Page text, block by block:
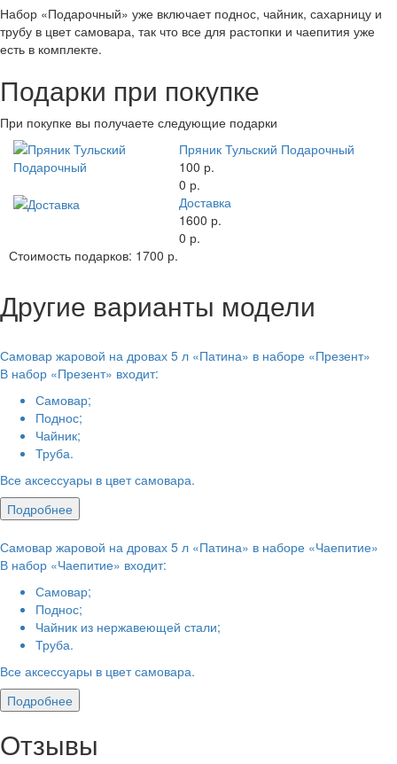
Набор «Подарочный» уже включает поднос, чайник, сахарницу и
трубу в цвет самовара, так что все для растопки и чаепития уже
есть в комплекте.
Подарки при покупке
При покупке вы получаете следующие подарки
Пряник Тульский Подарочный
100 р.
0 р.
Доставка
1600 р.
0 р.
Стоимость подарков: 1700 р.
Другие варианты модели
Самовар жаровой на дровах 5 л «Патина» в наборе «Презент»
В набор «Презент» входит:
Самовар;
Поднос;
Чайник;
Труба.
Все аксессуары в цвет самовара.
Подробнее
Самовар жаровой на дровах 5 л «Патина» в наборе «Чаепитие»
В набор «Чаепитие» входит:
Самовар;
Поднос;
Чайник из нержавеющей стали;
Труба.
Все аксессуары в цвет самовара.
Подробнее
Отзывы